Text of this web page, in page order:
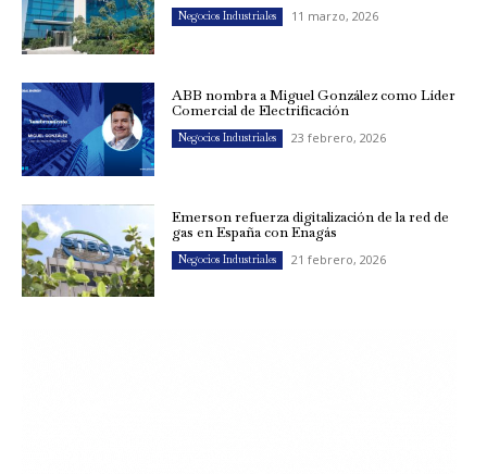
Negocios Industriales 11 marzo, 2026
ABB nombra a Miguel González como Líder
Comercial de Electrificación
Negocios Industriales 23 febrero, 2026
Emerson refuerza digitalización de la red de
gas en España con Enagás
Negocios Industriales 21 febrero, 2026